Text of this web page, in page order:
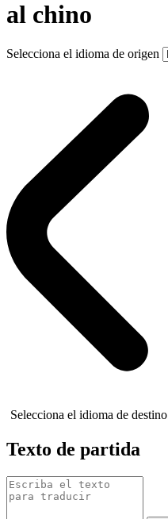
al chino
Selecciona el idioma de origen
Selecciona el idioma de destino
Texto de partida